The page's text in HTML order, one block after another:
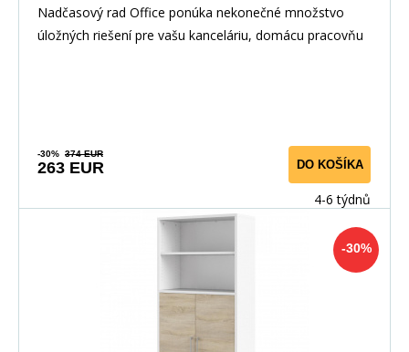
Nadčasový rad Office ponúka nekonečné množstvo
úložných riešení pre vašu kanceláriu, domácu pracovňu
-30% 374 EUR
263 EUR DO KOŠÍKA
4-6 týdnů
-30%